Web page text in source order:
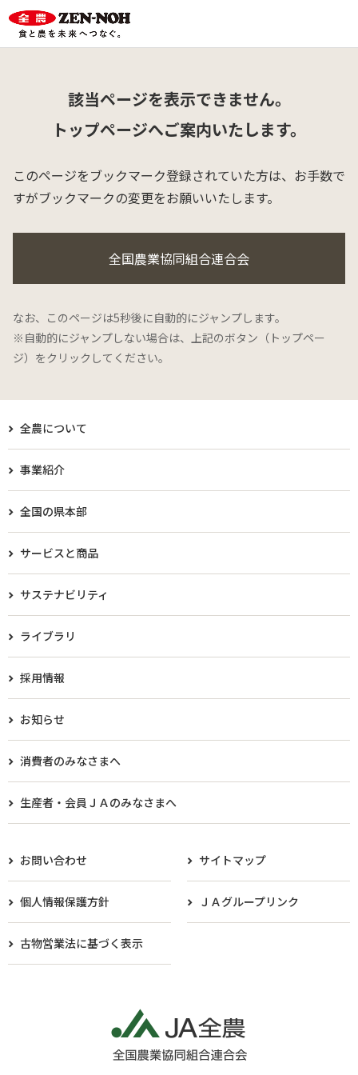
該当ページを表示できません。
トップページへご案内いたします。
このページをブックマーク登録されていた方は、 お手数で
すがブックマークの変更をお願いいたします。
全国農業協同組合連合会
なお、このページは5秒後に自動的にジャンプします。
※自動的にジャンプしない場合は、上記のボタン（トップペー
ジ）をクリックしてください。
全農について
事業紹介
全国の県本部
サービスと商品
サステナビリティ
ライブラリ
採用情報
お知らせ
消費者のみなさまへ
生産者・会員ＪＡのみなさまへ​
お問い合わせ サイトマップ
個人情報保護方針 ＪＡグループリンク
古物営業法に基づく表示